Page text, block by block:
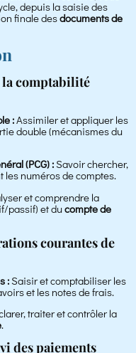
depuis la saisie des
finale desdocuments de
la comptabilité
:Assimiler et appliquer les
double (mécanismes du
(PCG) :Savoir chercher,
numéros de comptes.
et comprendre la
passif) et ducompte de
courantes de
: Saisir et comptabiliser les
et les notes de frais.
traiter et contrôler la
.
des paiements